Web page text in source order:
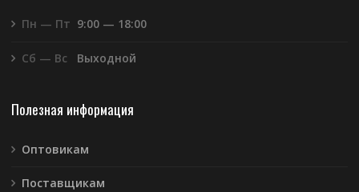
Пн — Пт 9:00 — 18:00
Сб — Вс Выходной
Полезная информация
Оптовикам
Поставщикам